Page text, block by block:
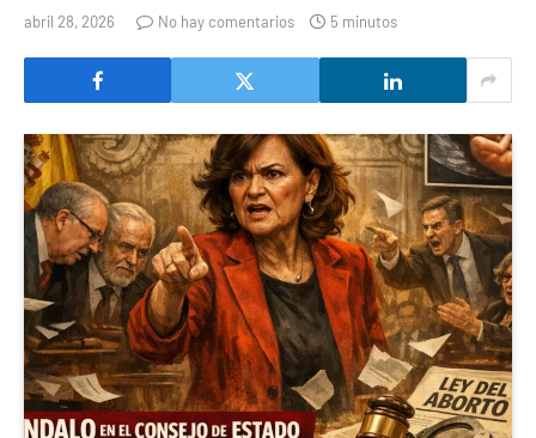
abril 28, 2026 No hay comentarios 5 minutos